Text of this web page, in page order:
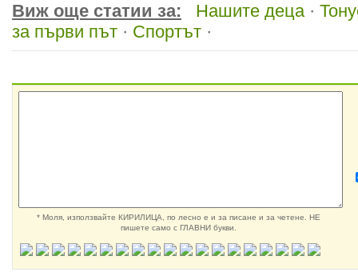
Виж още статии за: Нашите деца·
за първи път · Спортът ·
* Моля, използвайте КИРИЛИЦА, по лесно е и за писане и за четене. НЕ
пишете само с ГЛАВНИ букви.